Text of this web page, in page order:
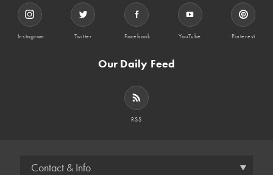
Instagram Twitter Facebook YouTube Pinterest
Our Daily Feed
RSS
Contact & Info